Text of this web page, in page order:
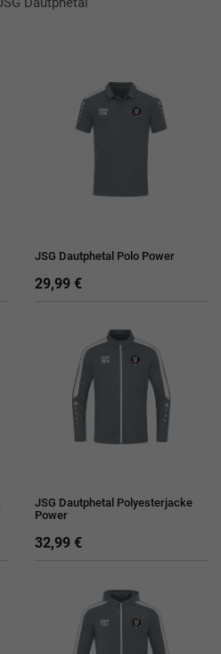
JSG Dautphetal Polo Power
29,99 €
JSG Dautphetal Polyesterjacke
Power
32,99 €